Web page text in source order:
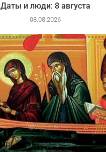
Даты и люди: 8 августа
08.08.2026